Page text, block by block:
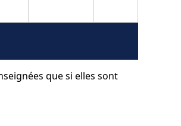
que si elles sont